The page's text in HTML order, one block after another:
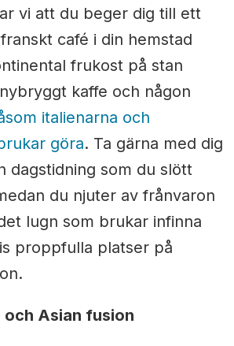
vi att du beger dig till ett
café i din hemstad
frukost på stan
kaffe och någon
italienarna och
göra. Ta gärna med dig
dagstidning som du slött
du njuter av frånvaron
lugn som brukar infinna
proppfulla platser på
Asian fusion